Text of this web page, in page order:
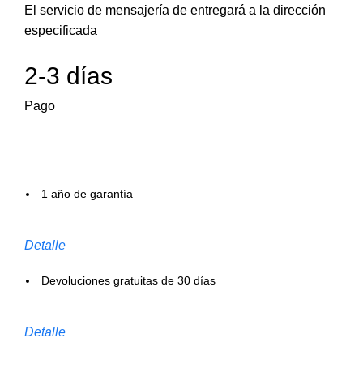
El servicio de mensajería de entregará a la dirección
especificada
2-3 días
Pago
1 año de garantía
Detalle
Devoluciones gratuitas de 30 días
Detalle